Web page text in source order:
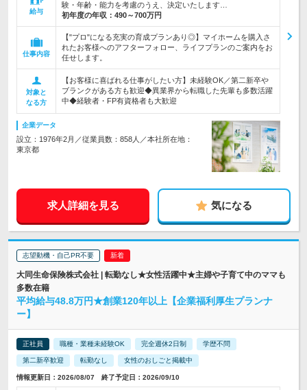
給与
験・年齢・能力を考慮のうえ、決定いたします…
初年度の年収： 490～700万円
仕事内容
【"プロ"になる充実の育成プランあり◎】マイホームを購入さ
れたお客様へのアフターフォロー、ライフプランのご案内をお
任せします。
対象と
なる方
【お客様に喜ばれる仕事がしたい方】未経験OK／第二新卒や
ブランクがある方も歓迎◆異業界から転職した先輩も多数活躍
中◆経験者・FP有資格者も大歓迎
企業データ
設立：1976年2月／従業員数：858人／本社所在地：
東京都
求人詳細を見る 気になる
志望動機・自己PR不要
大同生命保険株式会社 | 転勤なし★女性活躍中★主婦や子育て中のママも
多数在籍
平均給与48.8万円★創業120年以上【企業福利厚生プランナ
ー】
正社員 職種・業種未経験OK 完全週休2日制 学歴不問
第二新卒歓迎 転勤なし 女性のおしごと掲載中
情報更新日：2026/08/07 終了予定日：2026/09/10